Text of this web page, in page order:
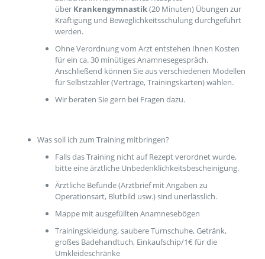
über Krankengymnastik(20 Minuten) Übungen zur
Kräftigung und Beweglichkeitsschulung durchgeführt
werden.
Ohne Verordnung vom Arzt entstehen Ihnen Kosten
für ein ca. 30 minütiges Anamnesegespräch.
Anschließend können Sie aus verschiedenen Modellen
für Selbstzahler (Verträge, Trainingskarten) wählen.
Wir beraten Sie gern bei Fragen dazu.
Was soll ich zum Training mitbringen?
Falls das Training nicht auf Rezept verordnet wurde,
bitte eine ärztliche Unbedenklichkeitsbescheinigung.
Ärztliche Befunde (Arztbrief mit Angaben zu
Operationsart, Blutbild usw.) sind unerlässlich.
Mappe mit ausgefüllten Anamnesebögen
Trainingskleidung, saubere Turnschuhe, Getränk,
großes Badehandtuch, Einkaufschip/1€ für die
Umkleideschränke